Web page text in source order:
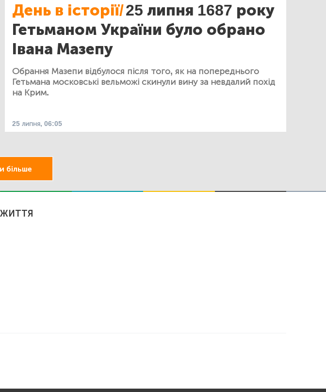
День в історії/25 липня 1687 року
Гетьманом України було обрано
Івана Мазепу
Обрання Мазепи відбулося після того, як на попереднього
Гетьмана московські вельможі скинули вину за невдалий похід
на Крим.
25 липня, 06:05
більше
ЖИТТЯ